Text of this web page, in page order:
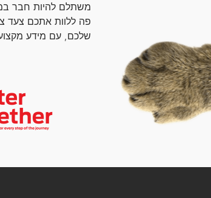
משתלם להיות חבר
פה ללוות אתכם צעד
שלכם, עם מידע